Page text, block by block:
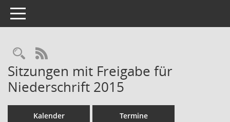
Toggle navigation
Rechercheauswahl
RSS-Feed
Sitzungen mit Freigabe für
Niederschrift 2015
Kalender Termine